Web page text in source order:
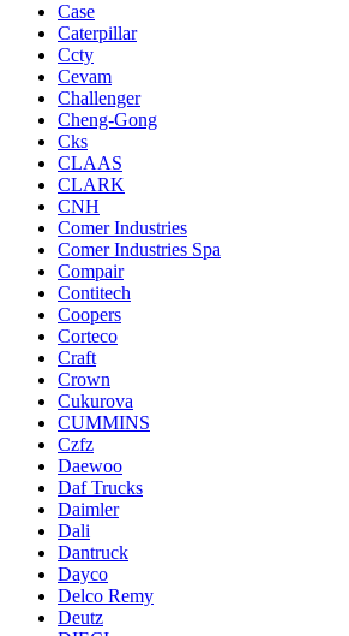
Case
Caterpillar
Ccty
Cevam
Challenger
Cheng-Gong
Cks
CLAAS
CLARK
CNH
Comer Industries
Comer Industries Spa
Compair
Contitech
Coopers
Corteco
Craft
Crown
Cukurova
CUMMINS
Czfz
Daewoo
Daf Trucks
Daimler
Dali
Dantruck
Dayco
Delco Remy
Deutz